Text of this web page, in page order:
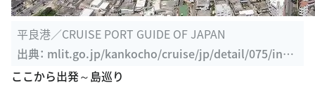
平良港／CRUISE PORT GUIDE OF JAPAN
出典： mlit.go.jp/kankocho/cruise/jp/detail/075/inde
x.html
ここから出発～島巡り